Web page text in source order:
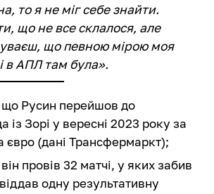
то я не міг себе знайти.
що не все склалося, але
що певною мірою моя
в АПЛ там була».
Русин перейшов до
із Зорі у вересні 2023 року за
євро (дані Трансфермаркт);
провів 32 матчі, у яких забив
одну результативну